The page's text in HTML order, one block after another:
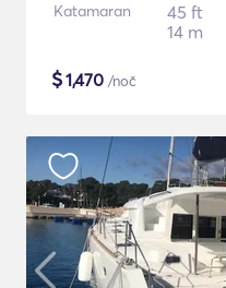
Katamaran
45 ft
14 m
$1,470 /noč